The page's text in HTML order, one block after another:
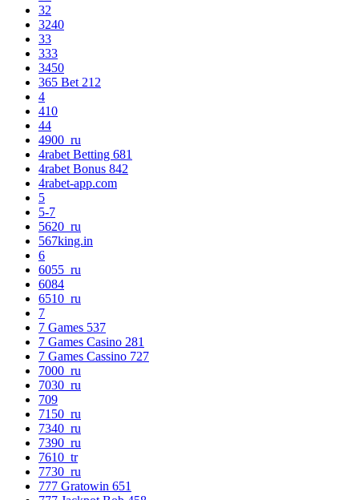
32
3240
33
333
3450
365 Bet 212
4
410
44
4900_ru
4rabet Betting 681
4rabet Bonus 842
4rabet-app.com
5
5-7
5620_ru
567king.in
6
6055_ru
6084
6510_ru
7
7 Games 537
7 Games Casino 281
7 Games Cassino 727
7000_ru
7030_ru
709
7150_ru
7340_ru
7390_ru
7610_tr
7730_ru
777 Gratowin 651